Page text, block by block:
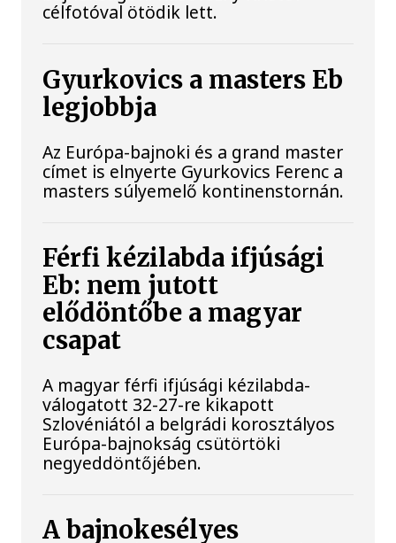
célfotóval ötödik lett.
Gyurkovics a masters Eb
legjobbja
Az Európa-bajnoki és a grand master
címet is elnyerte Gyurkovics Ferenc a
masters súlyemelő kontinenstornán.
Férfi kézilabda ifjúsági
Eb: nem jutott
elődöntőbe a magyar
csapat
A magyar férfi ifjúsági kézilabda-
válogatott 32-27-re kikapott
Szlovéniától a belgrádi korosztályos
Európa-bajnokság csütörtöki
negyeddöntőjében.
A bajnokesélyes